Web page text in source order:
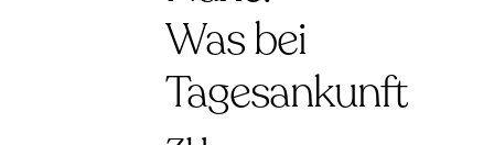
Was bei
Tagesankunft